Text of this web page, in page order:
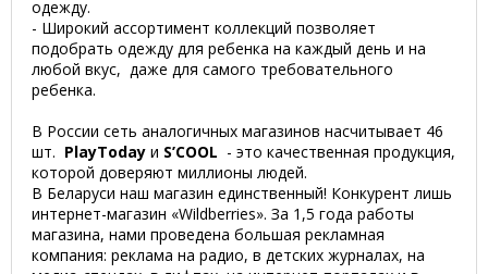
одежду.
- Широкий ассортимент коллекций позволяет
подобрать одежду для ребенка на каждый день и на
любой вкус, даже для самого требовательного
ребенка.
В России сеть аналогичных магазинов насчитывает 46
шт. PlayToday и S’COOL - это качественная продукция,
которой доверяют миллионы людей.
В Беларуси наш магазин единственный! Конкурент лишь
интернет-магазин «Wildberries». За 1,5 года работы
магазина, нами проведена большая рекламная
компания: реклама на радио, в детских журналах, на